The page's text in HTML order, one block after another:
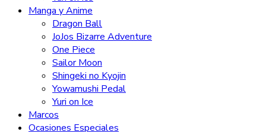
Manga y Anime
Dragon Ball
JoJos Bizarre Adventure
One Piece
Sailor Moon
Shingeki no Kyojin
Yowamushi Pedal
Yuri on Ice
Marcos
Ocasiones Especiales